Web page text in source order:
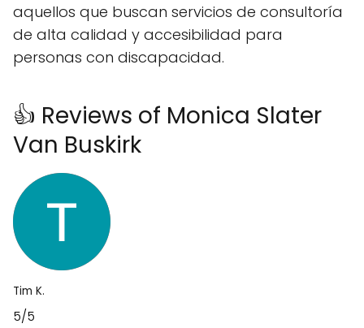
aquellos que buscan servicios de consultoría
de alta calidad y accesibilidad para
personas con discapacidad.
👍 Reviews of Monica Slater
Van Buskirk
Tim K.
5/5